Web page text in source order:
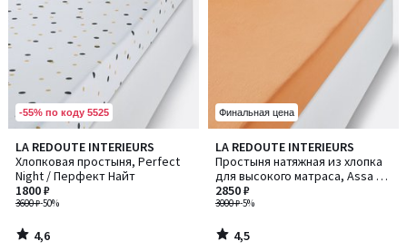
-55% по коду 5525
LA REDOUTE INTERIEURS
Хлопковая простыня, Perfect
Night / Перфект Найт
3600 ₽-50%
1800 ₽
4,6
/ 5
4,6
/
Финальная цена
LA REDOUTE INTERIEURS
Простыня натяжная из хлопка
для высокого матраса, Assa /
Асса, охра
3000 ₽-5%
2850 ₽
4,5
/ 5
4,5
/